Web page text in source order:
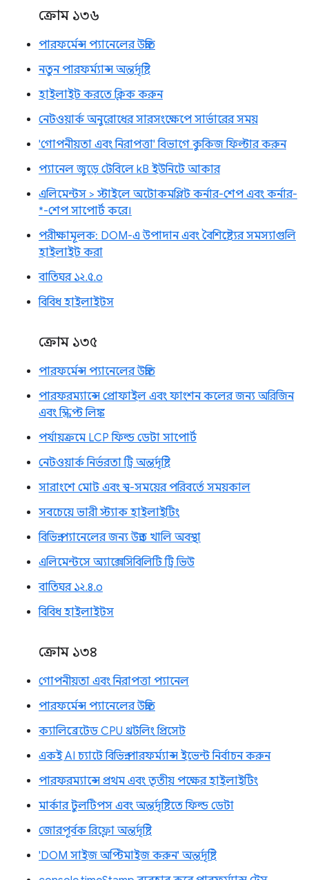
ক্রোম ১৩৬
পারফর্মেন্স প্যানেলের উন্নতি
নতুন পারফর্ম্যান্স অন্তর্দৃষ্টি
হাইলাইট করতে ক্লিক করুন
নেটওয়ার্ক অনুরোধের সারসংক্ষেপে সার্ভারের সময়
'গোপনীয়তা এবং নিরাপত্তা' বিভাগে কুকিজ ফিল্টার করুন
প্যানেল জুড়ে টেবিলে kB ইউনিটে আকার
এলিমেন্টস > স্টাইলে অটোকমপ্লিট কর্নার-শেপ এবং কর্নার-
*-শেপ সাপোর্ট করে।
পরীক্ষামূলক: DOM-এ উপাদান এবং বৈশিষ্ট্যের সমস্যাগুলি
হাইলাইট করা
বাতিঘর ১২.৫.০
বিবিধ হাইলাইটস
ক্রোম ১৩৫
পারফর্মেন্স প্যানেলের উন্নতি
পারফরম্যান্সে প্রোফাইল এবং ফাংশন কলের জন্য অরিজিন
এবং স্ক্রিপ্ট লিঙ্ক
পর্যায়ক্রমে LCP ফিল্ড ডেটা সাপোর্ট
নেটওয়ার্ক নির্ভরতা ট্রি অন্তর্দৃষ্টি
সারাংশে মোট এবং স্ব-সময়ের পরিবর্তে সময়কাল
সবচেয়ে ভারী স্ট্যাক হাইলাইটিং
বিভিন্ন প্যানেলের জন্য উন্নত খালি অবস্থা
এলিমেন্টসে অ্যাক্সেসিবিলিটি ট্রি ভিউ
বাতিঘর ১২.৪.০
বিবিধ হাইলাইটস
ক্রোম ১৩৪
গোপনীয়তা এবং নিরাপত্তা প্যানেল
পারফর্মেন্স প্যানেলের উন্নতি
ক্যালিব্রেটেড CPU থ্রটলিং প্রিসেট
একই AI চ্যাটে বিভিন্ন পারফর্ম্যান্স ইভেন্ট নির্বাচন করুন
পারফরম্যান্সে প্রথম এবং তৃতীয় পক্ষের হাইলাইটিং
মার্কার টুলটিপস এবং অন্তর্দৃষ্টিতে ফিল্ড ডেটা
জোরপূর্বক রিফ্লো অন্তর্দৃষ্টি
'DOM সাইজ অপ্টিমাইজ করুন' অন্তর্দৃষ্টি